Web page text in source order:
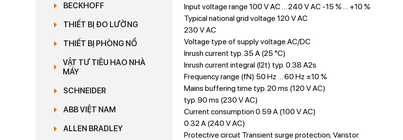
BECKHOFF
THIẾT BỊ ĐO LƯỜNG
THIẾT BỊ PHÒNG NỔ
VẬT TƯ TIÊU HAO NHÀ
MÁY
SCHNEIDER
ABB VIỆT NAM
ALLEN BRADLEY
Input voltage range 100 V AC … 240 V AC -15 % … +10 %
Typical national grid voltage 120 V AC
230 V AC
Voltage type of supply voltage AC/DC
Inrush current typ. 35 A (25 °C)
Inrush current integral (I2t) typ. 0.38 A2s
Frequency range (fN) 50 Hz … 60 Hz ±10 %
Mains buffering time typ. 20 ms (120 V AC)
typ. 90 ms (230 V AC)
Current consumption 0.59 A (100 V AC)
0.32 A (240 V AC)
Protective circuit Transient surge protection; Varistor